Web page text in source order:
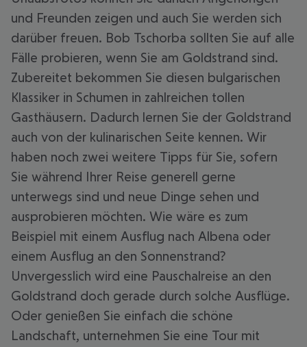
und Freunden zeigen und auch Sie werden sich
darüber freuen. Bob Tschorba sollten Sie auf alle
Fälle probieren, wenn Sie am Goldstrand sind.
Zubereitet bekommen Sie diesen bulgarischen
Klassiker in Schumen in zahlreichen tollen
Gasthäusern. Dadurch lernen Sie der Goldstrand
auch von der kulinarischen Seite kennen. Wir
haben noch zwei weitere Tipps für Sie, sofern
Sie während Ihrer Reise generell gerne
unterwegs sind und neue Dinge sehen und
ausprobieren möchten. Wie wäre es zum
Beispiel mit einem Ausflug nach Albena oder
einem Ausflug an den Sonnenstrand?
Unvergesslich wird eine Pauschalreise an den
Goldstrand doch gerade durch solche Ausflüge.
Oder genießen Sie einfach die schöne
Landschaft, unternehmen Sie eine Tour mit